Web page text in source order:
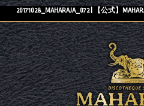
20171028_MAHARAJA_072 | 【公式】